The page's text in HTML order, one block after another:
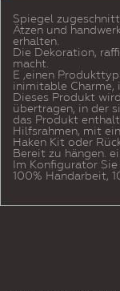
Spiegel
Ätzen und
erhalten.
Die Dekoration,
macht.
E ‚einen
inimitable Charme,
Dieses Produkt
übertragen, in der
das Produkt
Hilfsrahmen, mit
Haken Kit oder
Bereit zu hängen.
Im Konfigurator
100% Handarbeit,